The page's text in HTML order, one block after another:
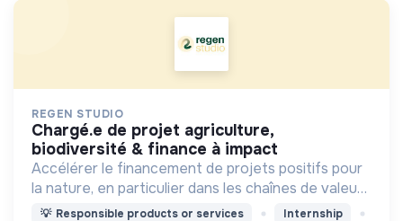
REGEN STUDIO
chargé.e de projet agriculture,
biodiversité & finance à impact
Accélérer le financement de projets positifs pour
la nature, en particulier dans les chaînes de valeur
agricole
💡 Responsible products or services Internship